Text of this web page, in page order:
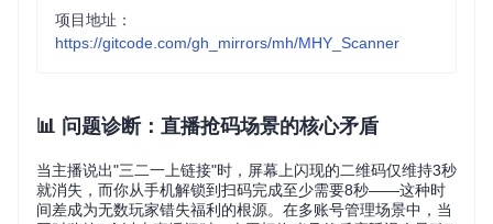
项目地址：
https://gitcode.com/gh_mirrors/mh/MHY_Scanner
📊 问题诊断：直播抢码场景的核心矛盾
当主播说出"三二一上链接"时，屏幕上闪现的二维码仅维持3秒
就消失，而你从手机解锁到扫码完成至少需要8秒——这种时
间差成为无数玩家错失福利的根源。在多账号管理场景中，当